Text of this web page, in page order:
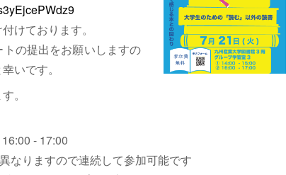
けております。
の提出をお願いしますの
いです。
。
- 17:00
なりますので連続して参加可能です